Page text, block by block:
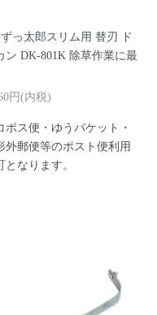
っ太郎スリム用 替刃 ド
ン DK-801K 除草作業に最
円(内税)
ポス便・ゆうパケット・
外郵便等のポスト便利用
となります。